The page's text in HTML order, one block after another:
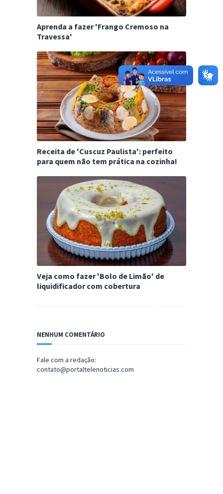
Aprenda a fazer 'Frango Cremoso na
Travessa'
Receita de 'Cuscuz Paulista': perfeito
para quem não tem prática na cozinha!
Veja como fazer 'Bolo de Limão' de
liquidificador com cobertura
NENHUM COMENTÁRIO
Fale com a redação:
contato@portaltelenoticias.com